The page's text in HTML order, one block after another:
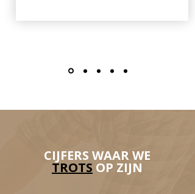
CIJFERS WAAR WE
TROTS OP ZIJN